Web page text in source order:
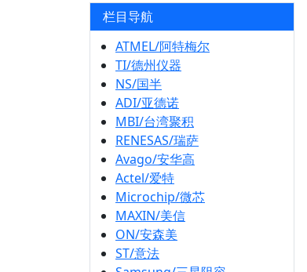
栏目导航
ATMEL/阿特梅尔
TI/德州仪器
NS/国半
ADI/亚德诺
MBI/台湾聚积
RENESAS/瑞萨
Avago/安华高
Actel/爱特
Microchip/微芯
MAXIN/美信
ON/安森美
ST/意法